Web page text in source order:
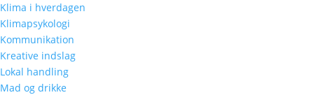
Klima i hverdagen
Klimapsykologi
Kommunikation
Kreative indslag
Lokal handling
Mad og drikke